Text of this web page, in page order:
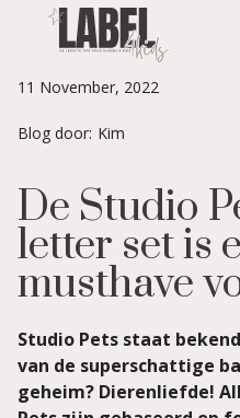
11 November, 2022
Blog door: Kim
De Studio
letter set is
musthave
Studio Pets staat
van de superschattige
geheim? Dierenliefde!